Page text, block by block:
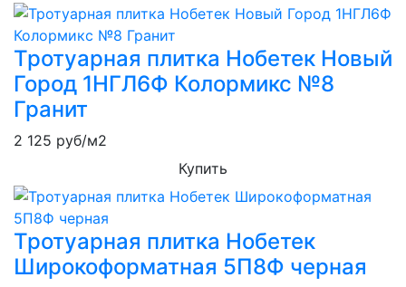
Тротуарная плитка Нобетек Новый
Город 1НГЛ6Ф Колормикс №8
Гранит
2 125 руб/м2
Купить
Тротуарная плитка Нобетек
Широкоформатная 5П8Ф черная